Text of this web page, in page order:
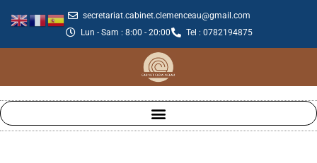
secretariat.cabinet.clemenceau@gmail.com
Lun - Sam : 8:00 - 20:00
Tel : 0782194875